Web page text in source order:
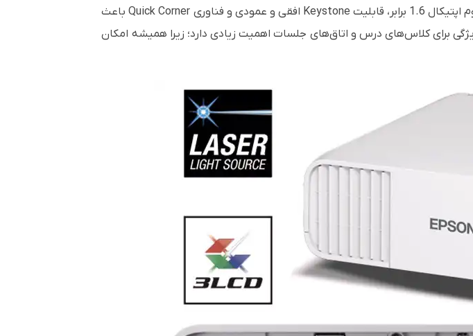
یکی از نقاط قوت مهم این دستگاه، امکانات کامل نصب و تنظیم تصویر است. زوم اپتیکال 1.6 برابر، قابلیت Keystone افقی و عمودی و فناوری Quick Corner باعث
برای کلاس‌های درس و اتاق‌های جلسات اهمیت زیادی دارد؛ زیرا همیشه امکان